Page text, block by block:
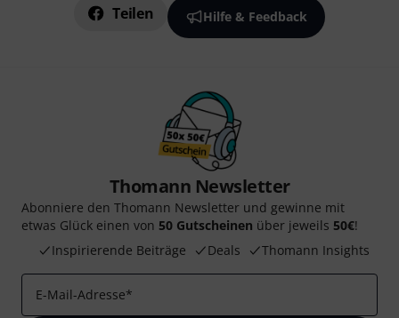
Teilen Hilfe & Feedback
Thomann Newsletter
Abonniere den Thomann Newsletter und gewinne mit
etwas Glück einen von 50 Gutscheinen über jeweils 50€!
Inspirierende Beiträge
Deals Thomann Insights
E-Mail-Adresse*